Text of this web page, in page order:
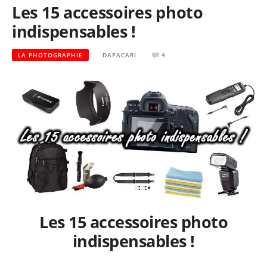
Les 15 accessoires photo
indispensables !
LA PHOTOGRAPHIE DAPACARI 4
Les 15 accessoires photo
indispensables !